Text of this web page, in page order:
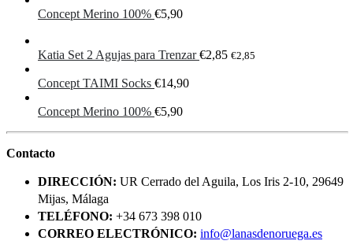
Concept Merino 100% €5,90
Katia Set 2 Agujas para Trenzar €2,85 €2,85
Concept TAIMI Socks €14,90
Concept Merino 100% €5,90
Contacto
DIRECCIÓN: UR Cerrado del Aguila, Los Iris 2-10, 29649
Mijas, Málaga
TELÉFONO: +34 673 398 010
CORREO ELECTRÓNICO: info@lanasdenoruega.es